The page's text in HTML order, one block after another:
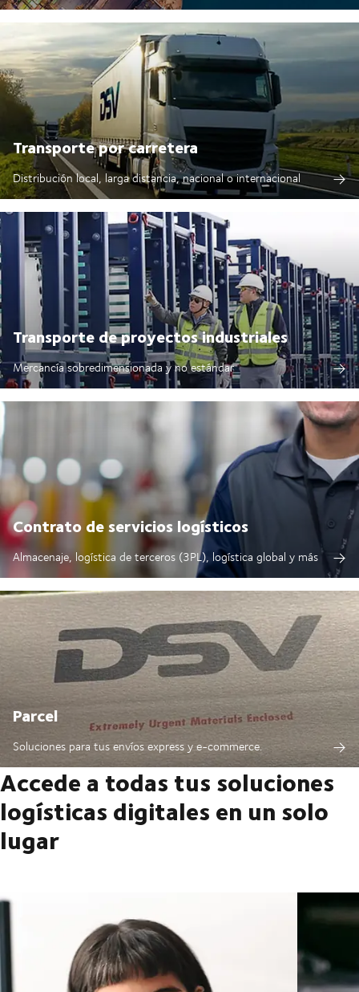
Transporte por carretera
Distribución local, larga distancia, nacional o internacional
Transporte de proyectos industriales
Mercancía sobredimensionada y no estándar
Contrato de servicios logísticos
Almacenaje, logística de terceros (3PL), logística global y más
Parcel
Soluciones para tus envíos express y e-commerce.
Accede a todas tus soluciones
logísticas digitales en un solo
lugar